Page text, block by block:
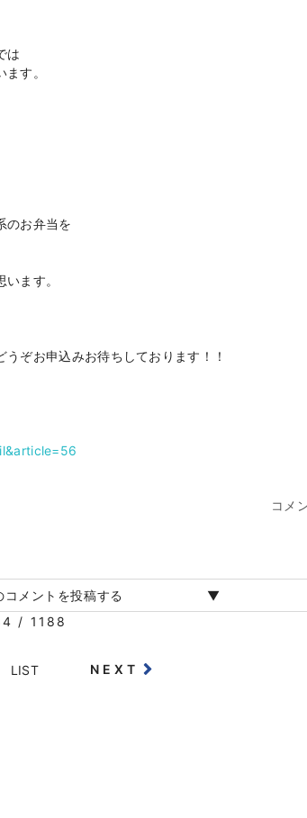
は
す。
のお弁当を
ます。
ぞお申込みお待ちしております！！
コメ
コメントを投稿する
/ 1188
LIST NEXT